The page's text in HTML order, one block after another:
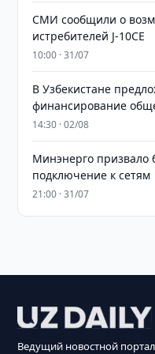
СМИ сообщили о
истребителей J-10CE
10:00 · 31/07
В Узбекистане
финансирование
14:30 · 02/08
Минэнерго призвало
подключение к сетям
21:00 · 31/07
Ведущий новостной